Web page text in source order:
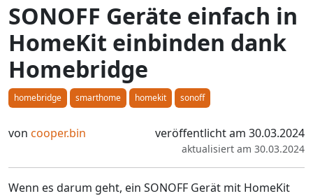
SONOFF Geräte einfach in
HomeKit einbinden dank
Homebridge
homebridge smarthome homekit sonoff
von cooper.bin veröffentlicht am 30.03.2024
aktualisiert am 30.03.2024
Wenn es darum geht, ein SONOFF Gerät mit HomeKit